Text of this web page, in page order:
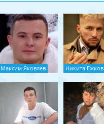
Максим Яковлев Никита Ежков